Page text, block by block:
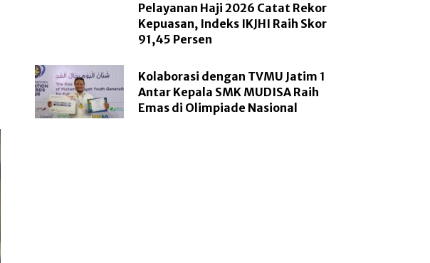
Pelayanan Haji 2026 Catat Rekor
Kepuasan, Indeks IKJHI Raih Skor
91,45 Persen
Kolaborasi dengan TVMU Jatim 1
Antar Kepala SMK MUDISA Raih
Emas di Olimpiade Nasional